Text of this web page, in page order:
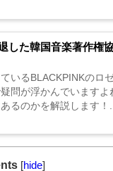
した韓国音楽著作権
いるBLACKPINKのロ
問が浮かんでいます
るのかを解説します！...
hide]